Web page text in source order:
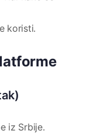
koristi.
iz Srbije.